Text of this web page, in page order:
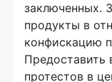
заключенных.
продукты в
конфискацию
Предоставить
протестов в